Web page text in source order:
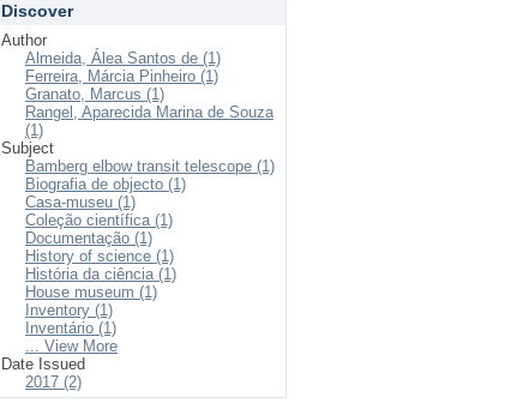
Discover
Author
Almeida, Álea Santos de (1)
Ferreira, Márcia Pinheiro (1)
Granato, Marcus (1)
Rangel, Aparecida Marina de Souza
(1)
Subject
Bamberg elbow transit telescope (1)
Biografia de objecto (1)
Casa-museu (1)
Coleção científica (1)
Documentação (1)
History of science (1)
História da ciência (1)
House museum (1)
Inventory (1)
Inventário (1)
... View More
Date Issued
2017 (2)